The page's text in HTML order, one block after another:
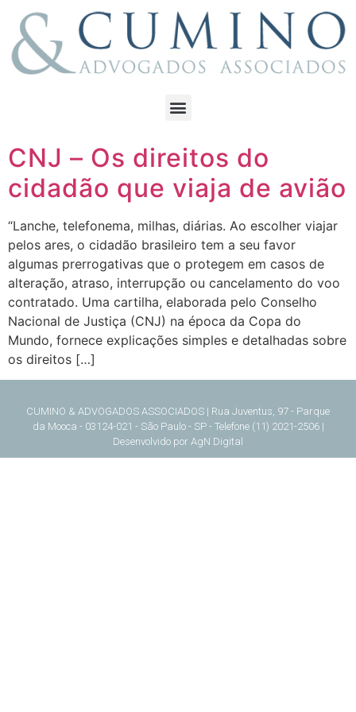
CNJ – Os direitos do
cidadão que viaja de avião
“Lanche, telefonema, milhas, diárias. Ao escolher viajar
pelos ares, o cidadão brasileiro tem a seu favor
algumas prerrogativas que o protegem em casos de
alteração, atraso, interrupção ou cancelamento do voo
contratado. Uma cartilha, elaborada pelo Conselho
Nacional de Justiça (CNJ) na época da Copa do
Mundo, fornece explicações simples e detalhadas sobre
os direitos […]
CUMINO & ADVOGADOS ASSOCIADOS | Rua Juventus, 97 - Parque
da Mooca - 03124-021 - São Paulo - SP - Telefone (11) 2021-2506 |
Desenvolvido por AgN Digital